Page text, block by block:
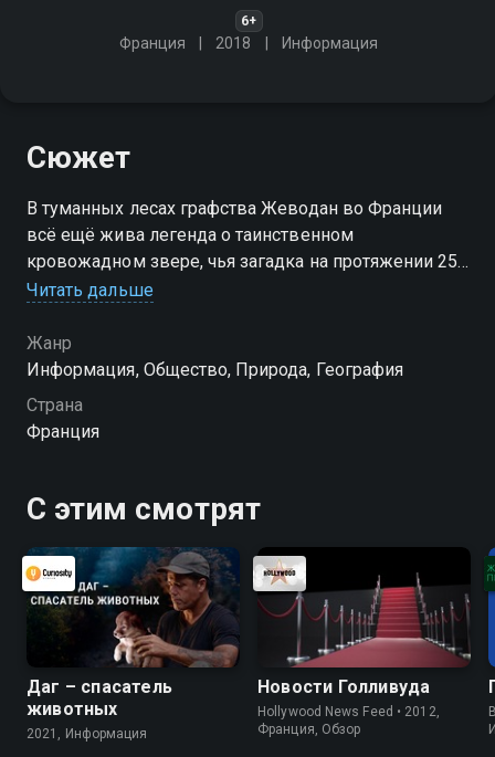
6+
Франция 2018 Информация
Сюжет
В туманных лесах графства Жеводан во Франции
всё ещё жива легенда о таинственном
кровожадном звере, чья загадка на протяжении 250
лет так и не была разгадана. В последние пять лет
звере…
Читать дальше
Жанр
Информация, Общество, Природа, География
Страна
Франция
С этим смотрят
Даг – спасатель
животных
2021, Информация
Новости Голливуда
Hollywood News Feed • 2012,
Франция, Обзор